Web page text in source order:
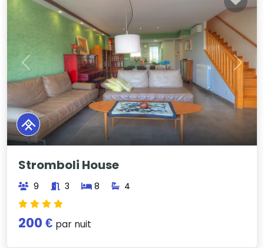
Previous Next
Stromboli House
9 3 8 4
200 € par nuit